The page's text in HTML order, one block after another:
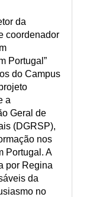
da
coordenador
Portugal”
do Campus
a
Geral de
(DGRSP),
nos
Portugal. A
por Regina
da
no